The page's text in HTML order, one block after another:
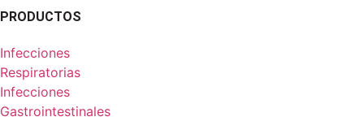
PRODUCTOS
Infecciones
Respiratorias
Infecciones
Gastrointestinales